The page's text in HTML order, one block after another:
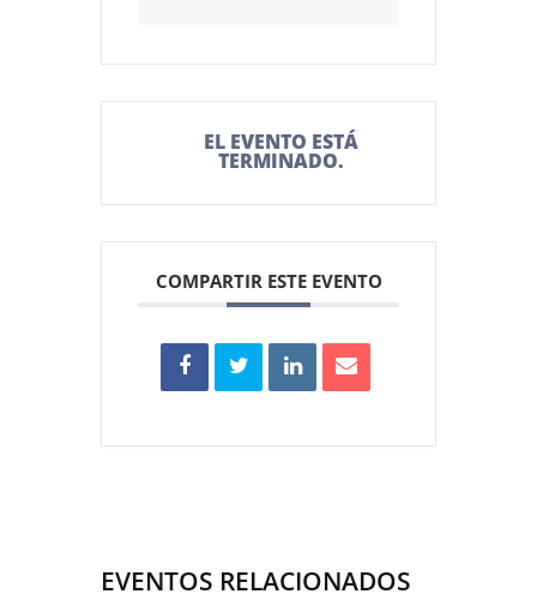
EL EVENTO ESTÁ
TERMINADO.
COMPARTIR ESTE EVENTO
EVENTOS RELACIONADOS